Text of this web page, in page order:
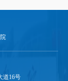
道16号